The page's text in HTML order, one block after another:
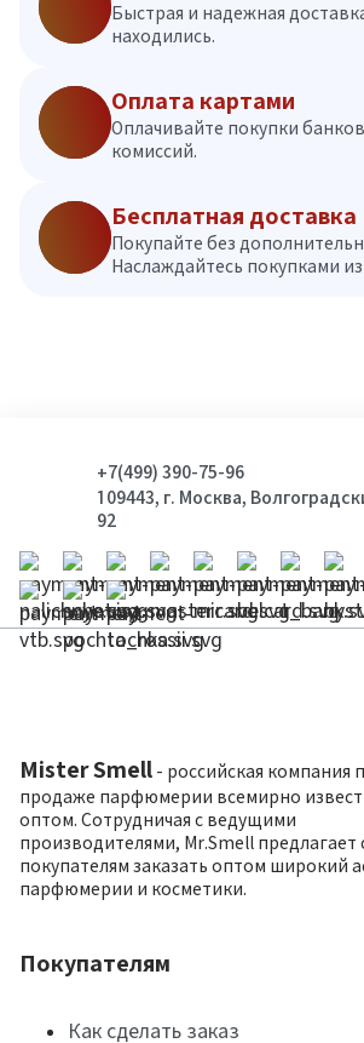
Быстрая и надежная
находились.
Оплата картами
Оплачивайте покупки
комиссий.
Бесплатная доставка
Покупайте без
Наслаждайтесь покупками
+7(499) 390-75-96
109443, г. Москва,
92
Mister Smell - российская компания
продаже парфюмерии всемирно
оптом. Сотрудничая с ведущими
производителями, Mr.Smell предлагает
покупателям заказать оптом широкий
парфюмерии и косметики.
Покупателям
Как сделать заказ